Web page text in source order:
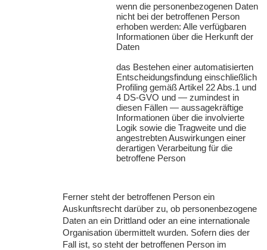
wenn die personenbezogenen Daten
nicht bei der betroffenen Person
erhoben werden: Alle verfügbaren
Informationen über die Herkunft der
Daten
das Bestehen einer automatisierten
Entscheidungsfindung einschließlich
Profiling gemäß Artikel 22 Abs.1 und
4 DS-GVO und — zumindest in
diesen Fällen — aussagekräftige
Informationen über die involvierte
Logik sowie die Tragweite und die
angestrebten Auswirkungen einer
derartigen Verarbeitung für die
betroffene Person
Ferner steht der betroffenen Person ein
Auskunftsrecht darüber zu, ob personenbezogene
Daten an ein Drittland oder an eine internationale
Organisation übermittelt wurden. Sofern dies der
Fall ist, so steht der betroffenen Person im